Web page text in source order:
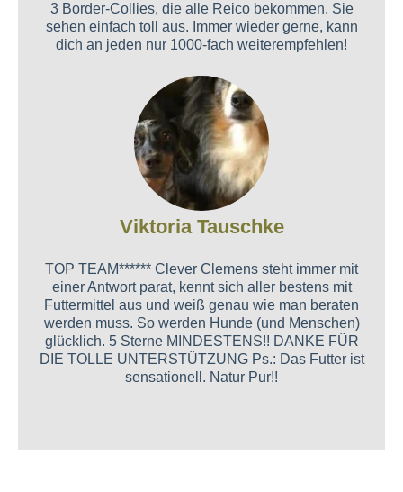
3 Border-Collies, die alle Reico bekommen. Sie
sehen einfach toll aus. Immer wieder gerne, kann
dich an jeden nur 1000-fach weiterempfehlen!
TOP TEAM****** Clever Clemens steht immer mit
einer Antwort parat, kennt sich aller bestens mit
Futtermittel aus und weiß genau wie man beraten
werden muss. So werden Hunde (und Menschen)
glücklich. 5 Sterne MINDESTENS!! DANKE FÜR
DIE TOLLE UNTERSTÜTZUNG Ps.: Das Futter ist
sensationell. Natur Pur!!
Viktoria Tauschke